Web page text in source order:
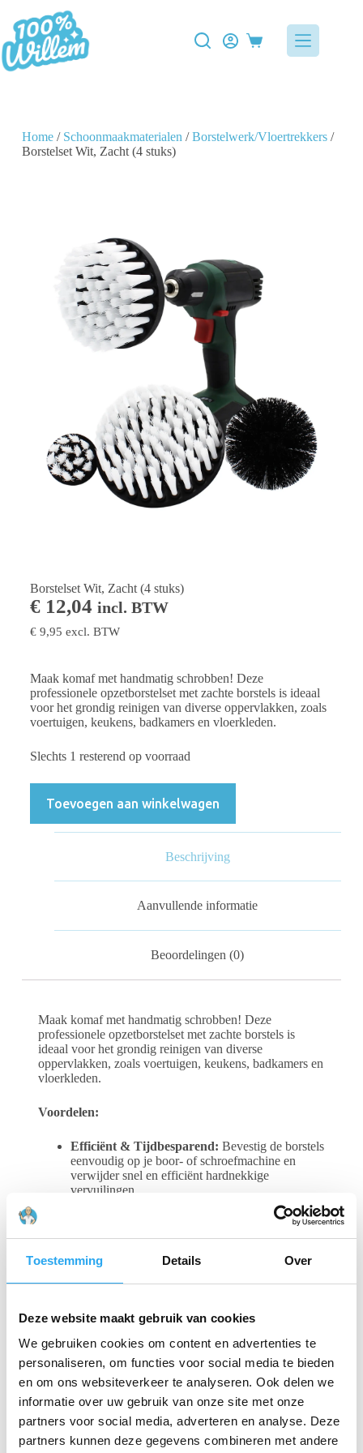
Toestemming Details Over
Deze website maakt gebruik van cookies
We gebruiken cookies om content en advertenties te
personaliseren, om functies voor social media te bieden
en om ons websiteverkeer te analyseren. Ook delen we
informatie over uw gebruik van onze site met onze
partners voor social media, adverteren en analyse. Deze
partners kunnen deze gegevens combineren met andere
Home/ Schoonmaakmaterialen /Borstelwerk/Vloertrekkers/
Borstelset Wit, Zacht (4 stuks)
Borstelset Wit, Zacht (4 stuks)
€12,04 incl. BTW
€9,95 excl. BTW
Maak komaf met handmatig schrobben! Deze
professionele opzetborstelset met zachte borstels is ideaal
voor het grondig reinigen van diverse oppervlakken, zoals
voertuigen, keukens, badkamers en vloerkleden.
Slechts 1 resterend op voorraad
Toevoegen aan winkelwagen
Beschrijving
Aanvullende informatie
Beoordelingen (0)
Maak komaf met handmatig schrobben! Deze
professionele opzetborstelset met zachte borstels is
ideaal voor het grondig reinigen van diverse
oppervlakken, zoals voertuigen, keukens, badkamers en
vloerkleden.
Voordelen:
Efficiënt & Tijdbesparend: Bevestig de borstels
eenvoudig op je boor- of schroefmachine en
verwijder snel en efficiënt hardnekkige
vervuilingen.
schoonmaakklussen, zowel binnen als buiten.
en badkamers,zonder krassen te veroorzaken.
Gerelateerde producten